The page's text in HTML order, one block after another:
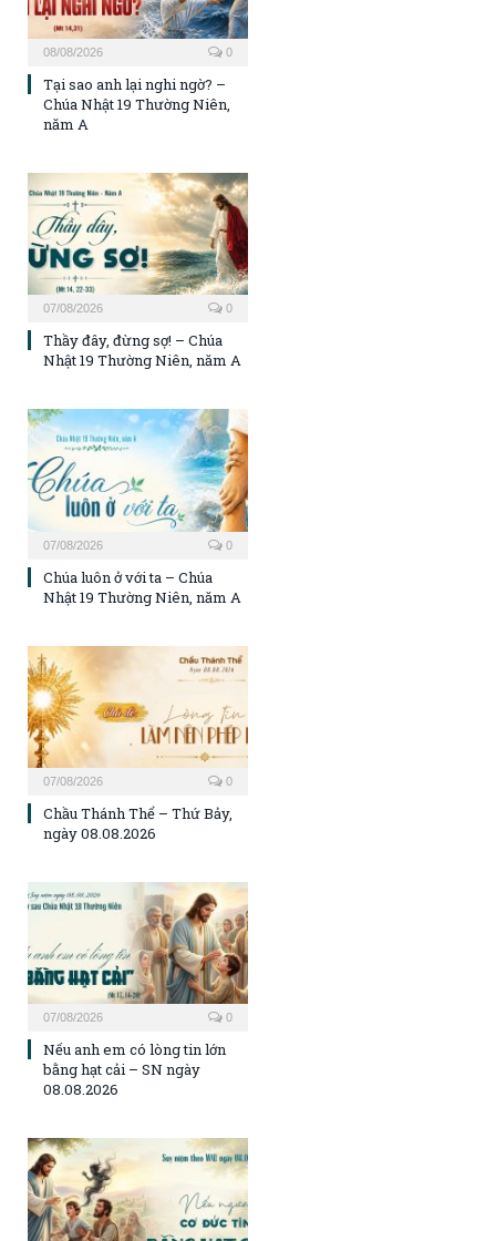
08/08/2026 0
Tại sao anh lại nghi ngờ? –
Chúa Nhật 19 Thường Niên,
năm A
07/08/2026 0
Thầy đây, đừng sợ! – Chúa
Nhật 19 Thường Niên, năm A
07/08/2026 0
Chúa luôn ở với ta – Chúa
Nhật 19 Thường Niên, năm A
07/08/2026 0
Chầu Thánh Thể – Thứ Bảy,
ngày 08.08.2026
07/08/2026 0
Nếu anh em có lòng tin lớn
bằng hạt cải – SN ngày
08.08.2026